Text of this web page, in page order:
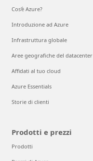
Cos'è Azure?
Introduzione ad Azure
Infrastruttura globale
Aree geografiche del datacenter
Affidati al tuo cloud
Azure Essentials
Storie di clienti
Prodotti e prezzi
Prodotti